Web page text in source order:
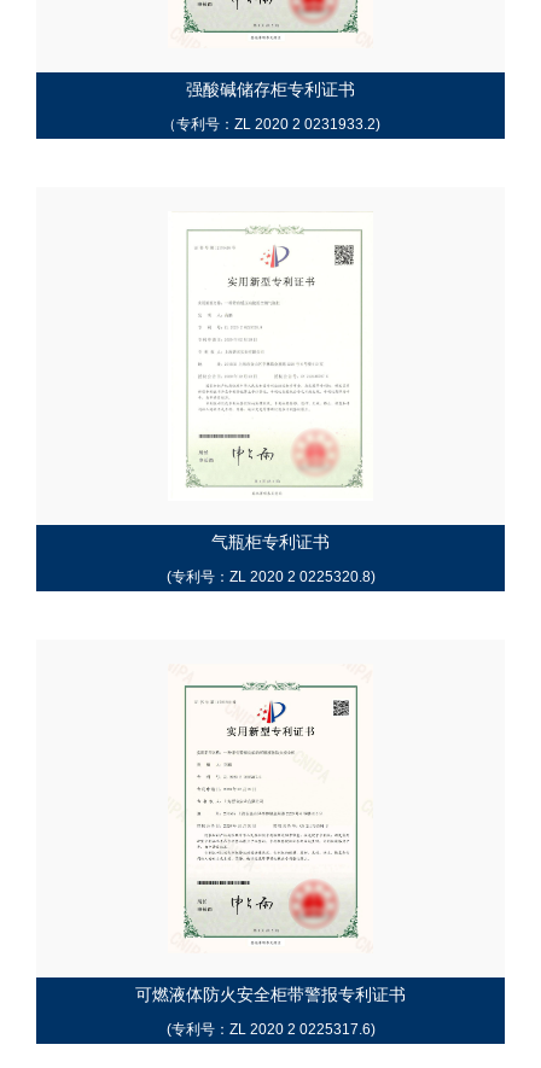
强酸碱储存柜专利证书
（专利号：ZL 2020 2 0231933.2)
气瓶柜专利证书
(专利号：ZL 2020 2 0225320.8)
可燃液体防火安全柜带警报专利证书
(专利号：ZL 2020 2 0225317.6)